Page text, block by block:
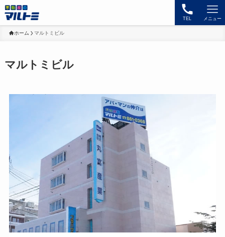
TEL メニュー
ホーム マルトミビル
マルトミビル